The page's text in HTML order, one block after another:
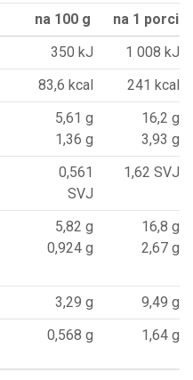
na 100 g
na 1 porci
350 kJ
1 008 kJ
83,6 kcal
241 kcal
5,61 g
1,36 g
16,2 g
3,93 g
0,561
SVJ
1,62 SVJ
5,82 g
0,924 g
16,8 g
2,67 g
3,29 g
9,49 g
0,568 g 1,64 g